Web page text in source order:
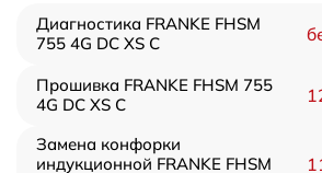
Диагностика FRANKE FHSM
755 4G DC XS C
Прошивка FRANKE FHSM 755
4G DC XS C
Замена конфорки
индукционной FRANKE FHSM